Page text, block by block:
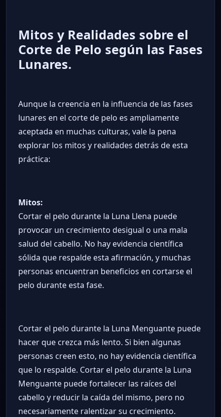
Mitos y Realidades sobre el
Corte de Pelo según las Fases
Lunares.
Aunque la creencia en la influencia de las fases
lunares en el corte de pelo es ampliamente
aceptada en muchas culturas, vale la pena
explorar los mitos y realidades detrás de esta
práctica:
Mitos:
Cortar el pelo durante la Luna Llena puede
provocar un crecimiento desigual o una mala
salud del cabello. No hay evidencia científica
sólida que respalde esta afirmación, y muchas
personas encuentran beneficios en cortarse el
pelo durante esta fase.
Cortar el pelo durante la Luna Menguante puede
hacer que crezca más lento. Si bien algunas
personas creen esto, no hay evidencia científica
que lo respalde. Cortar el pelo durante la Luna
Menguante puede fortalecer las raíces del
cabello y reducir la caída del mismo, pero no
necesariamente ralentizar su crecimiento.